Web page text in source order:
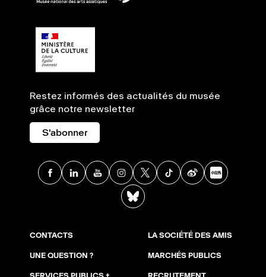
Restez informés des actualités du musée
grâce notre newsletter
S'abonner
Facebook
LinkedinYoutubeInstagram
X TikTokWeibo
CONTACTS
UNE QUESTION ?
LA SOCIÉTÉ DES AMIS
MARCHÉS PUBLICS